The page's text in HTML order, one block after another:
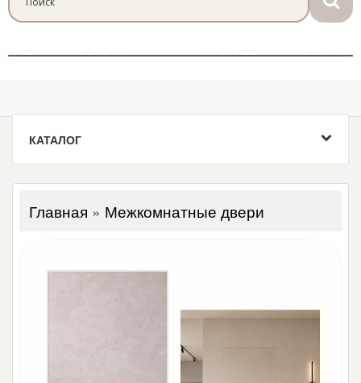
КАТАЛОГ
Главная » Межкомнатные двери